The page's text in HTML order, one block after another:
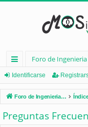
nl
ac
es
rá
Foro de
Identificarse
Foro de Ingenieria Civil & Arquitectura
Preguntas